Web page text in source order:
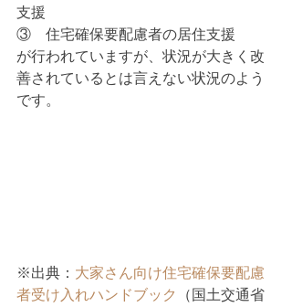
支援
③　住宅確保要配慮者の居住支援
が行われていますが、状況が大きく改
善されているとは言えない状況のよう
です。
※出典： 大家さん向け住宅確保要配慮
者受け入れハンドブック
（国土交通省